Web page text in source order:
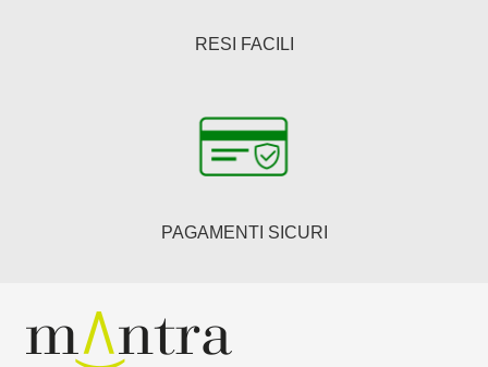
RESI FACILI
PAGAMENTI SICURI